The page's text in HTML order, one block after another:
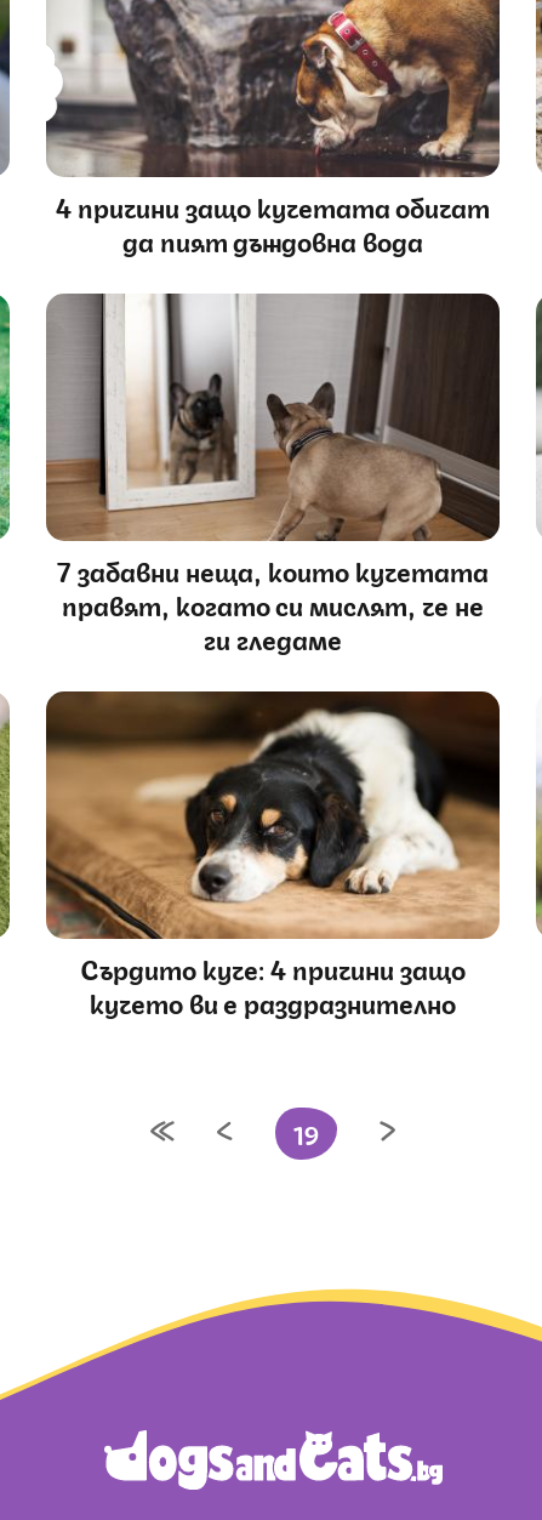
4 причини защо кучетата обичат
да пият дъждовна вода
7 забавни неща, които кучетата
правят, когато си мислят, че не
ги гледаме
Сърдито куче: 4 причини защо
кучето ви е раздразнително
19